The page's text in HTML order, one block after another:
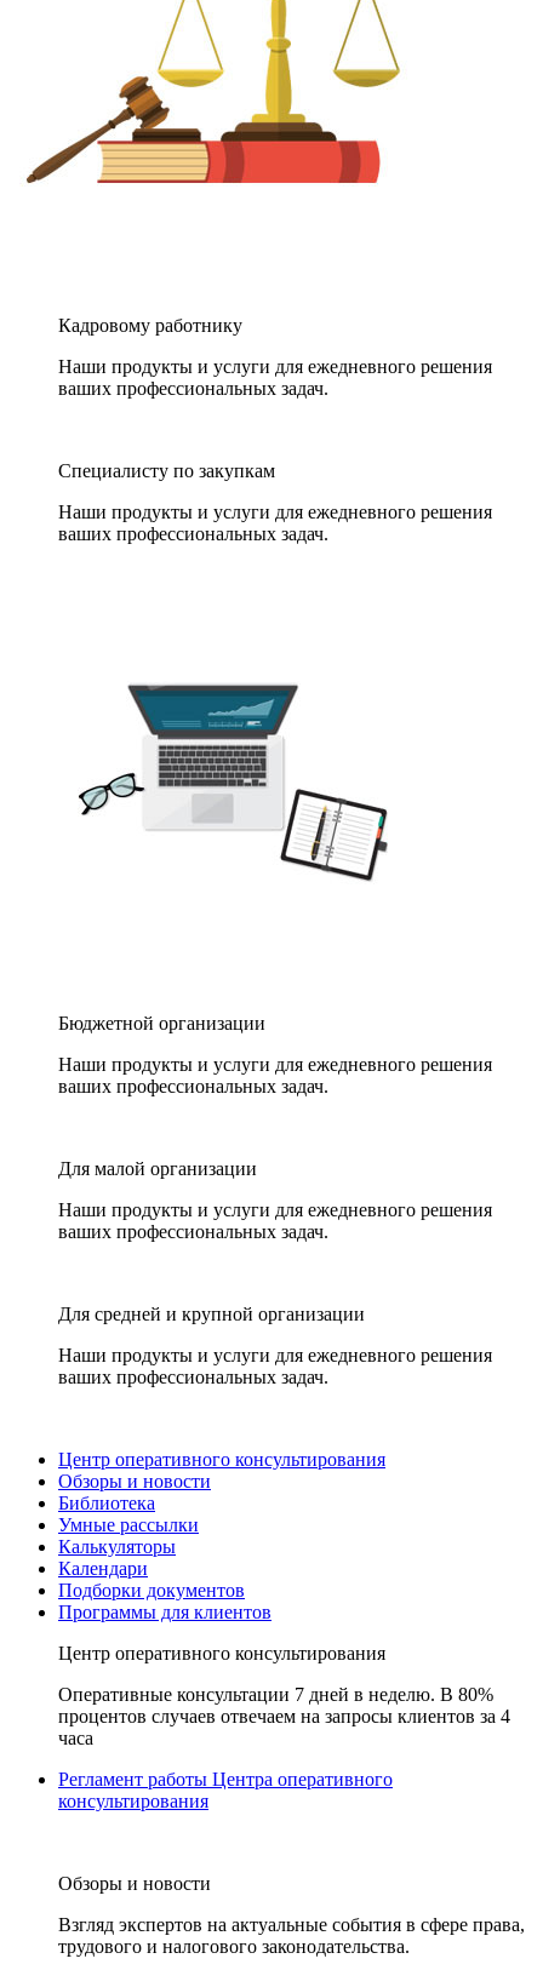
Кадровому работнику
Наши продукты и услуги для ежедневного решения
ваших профессиональных задач.
Специалисту по закупкам
Наши продукты и услуги для ежедневного решения
ваших профессиональных задач.
Бюджетной организации
Наши продукты и услуги для ежедневного решения
ваших профессиональных задач.
Для малой организации
Наши продукты и услуги для ежедневного решения
ваших профессиональных задач.
Для средней и крупной организации
Наши продукты и услуги для ежедневного решения
ваших профессиональных задач.
Центр оперативного консультирования
Обзоры и новости
Библиотека
Умные рассылки
Калькуляторы
Календари
Подборки документов
Программы для клиентов
Центр оперативного консультирования
Оперативные консультации 7 дней в неделю. В 80%
процентов случаев отвечаем на запросы клиентов за 4
часа
Регламент работы Центра оперативного
консультирования
Обзоры и новости
Взгляд экспертов на актуальные события в сфере права,
трудового и налогового законодательства.